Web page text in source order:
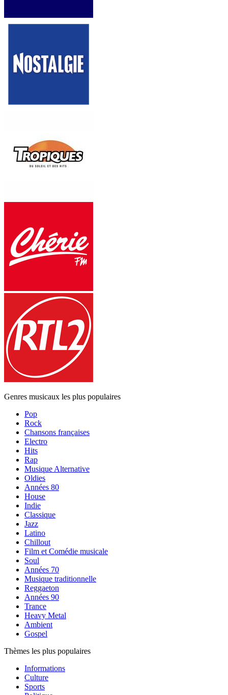
Genres musicaux les plus populaires
Pop
Rock
Chansons françaises
Electro
Hits
Rap
Musique Alternative
Oldies
Années 80
House
Indie
Classique
Jazz
Latino
Chillout
Film et Comédie musicale
Soul
Années 70
Musique traditionnelle
Reggaeton
Années 90
Trance
Heavy Metal
Ambient
Gospel
Thèmes les plus populaires
Informations
Culture
Sports